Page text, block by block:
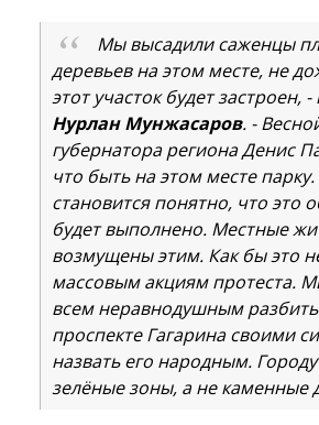
Мы высадили саженцы
деревьев на этом месте, не
этот участок будет застроен,
Нурлан Мунжасаров. -
губернатора региона Денис
что быть на этом месте
становится понятно, что это
будет выполнено. Местные
возмущены этим. Как бы это
массовым акциям протеста.
всем неравнодушным
проспекте Гагарина своими
назвать его народным.
зелёные зоны, а не каменные